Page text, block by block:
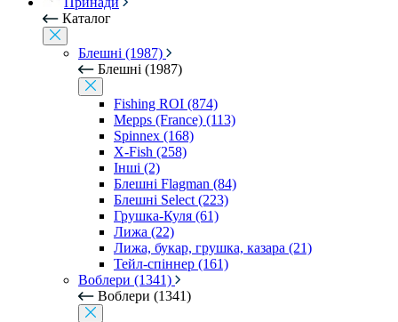
Каталог
Блешні (1987)
Блешні (1987)
Fishing ROI (874)
Mepps (France) (113)
Spinnex (168)
X-Fish (258)
Інші (2)
Блешні Flagman (84)
Блешні Select (223)
Грушка-Куля (61)
Лижа (22)
Лижа, букар, грушка, казара (21)
Тейл-спіннер (161)
Воблери (1341)
Воблери (1341)